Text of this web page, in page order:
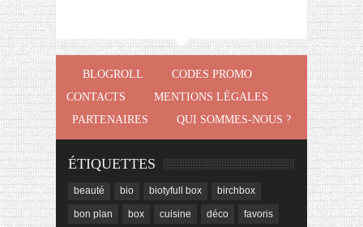
BLOGROLL
CODES PROMO
CONTACTS
MENTIONS LÉGALES
PARTENAIRES
QUI SOMMES-NOUS ?
ÉTIQUETTES
beauté bio biotyfull box birchbox
bon plan box cuisine déco favoris